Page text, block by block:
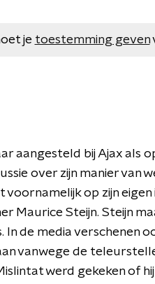
je toestemming geven
aangesteld bij Ajax als
over zijn manier van
voornamelijk op zijn
Maurice Steijn. Steijn
In de media verschenen
vanwege de
werd gekeken of